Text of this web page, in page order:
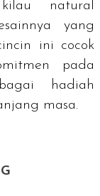
kilau natural
yang
ini cocok
pada
hadiah
masa.